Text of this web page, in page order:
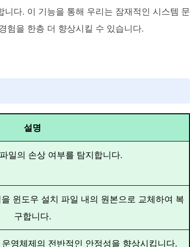
다. 이 기능을 통해 우리는 잠재적인 시스템 문
험을 한층 더 향상시킬 수 있습니다.
설명
일의 손상 여부를 탐지합니다.
윈도우 설치 파일 내의 원본으로 교체하여 복
구합니다.
영체제의 전반적인 안정성을 향상시킵니다.